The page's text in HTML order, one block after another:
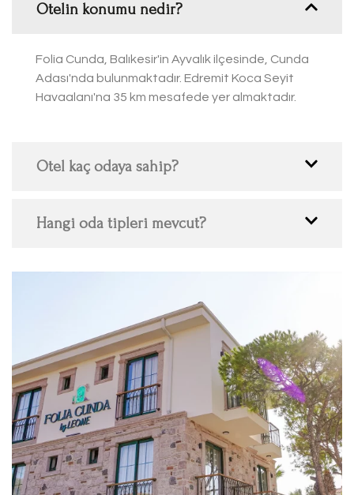
Otelin konumu nedir?
Folia Cunda, Balıkesir'in Ayvalık ilçesinde, Cunda
Adası'nda bulunmaktadır. Edremit Koca Seyit
Havaalanı'na 35 km mesafede yer almaktadır.
Otel kaç odaya sahip?
Hangi oda tipleri mevcut?